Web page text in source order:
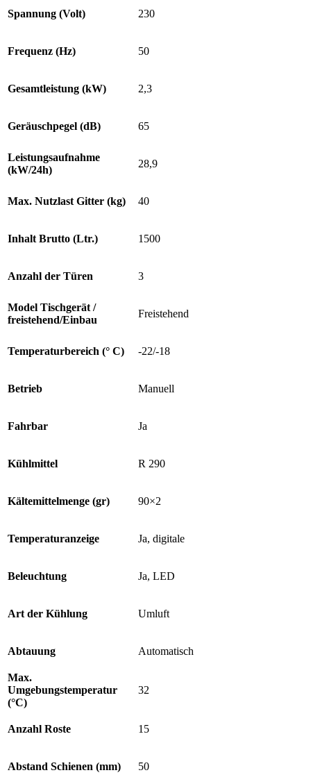
Spannung (Volt) 230
Frequenz (Hz) 50
Gesamtleistung (kW) 2,3
Geräuschpegel (dB) 65
Leistungsaufnahme
(kW/24h)
28,9
Max. Nutzlast Gitter (kg) 40
Inhalt Brutto (Ltr.) 1500
Anzahl der Türen 3
Model Tischgerät /
freistehend/Einbau
Freistehend
Temperaturbereich (° C) -22/-18
Betrieb Manuell
Fahrbar Ja
Kühlmittel R 290
Kältemittelmenge (gr) 90×2
Temperaturanzeige Ja, digitale
Beleuchtung Ja, LED
Art der Kühlung Umluft
Abtauung Automatisch
Max.
Umgebungstemperatur
(°C)
32
Anzahl Roste 15
Abstand Schienen (mm) 50